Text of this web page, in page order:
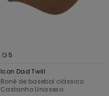
5
Icon Dad Twill
Boné de basebol clássico
Castanho Unissexo